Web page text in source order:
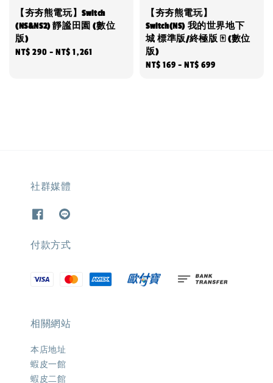
【夯夯熊電玩】Switch
(NS&NS2) 靜謐田園 (數位
版)
Regular
NT$ 290 -NT$ 1,261
【夯夯熊電玩】
Switch(NS) 我的世界地下
城 標準版/終極版 🀄 (數位
版)
Regular
NT$ 169 -NT$ 699
社群媒體
付款方式
相關網站
本店地址
蝦皮一館
蝦皮二館